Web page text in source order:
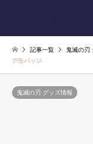
記事一覧 鬼滅の刃
グ缶バッジ
鬼滅の刃 グッズ情報